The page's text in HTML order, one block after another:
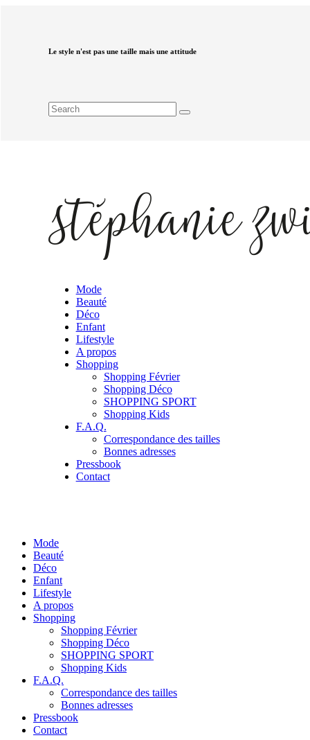
Le style n'est pas une taille mais une attitude
Mode
Beauté
Déco
Enfant
Lifestyle
A propos
Shopping
Shopping Février
Shopping Déco
SHOPPING SPORT
Shopping Kids
F.A.Q.
Correspondance des tailles
Bonnes adresses
Pressbook
Contact
Mode
Beauté
Déco
Enfant
Lifestyle
A propos
Shopping
Shopping Février
Shopping Déco
SHOPPING SPORT
Shopping Kids
F.A.Q.
Correspondance des tailles
Bonnes adresses
Pressbook
Contact